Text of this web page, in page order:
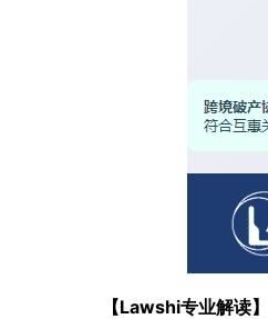
【Lawshi专业解读】